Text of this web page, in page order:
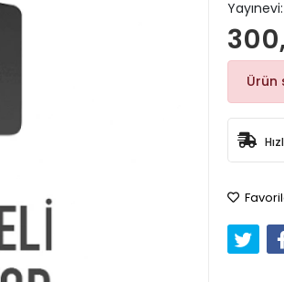
Yayınevi:
Ürün